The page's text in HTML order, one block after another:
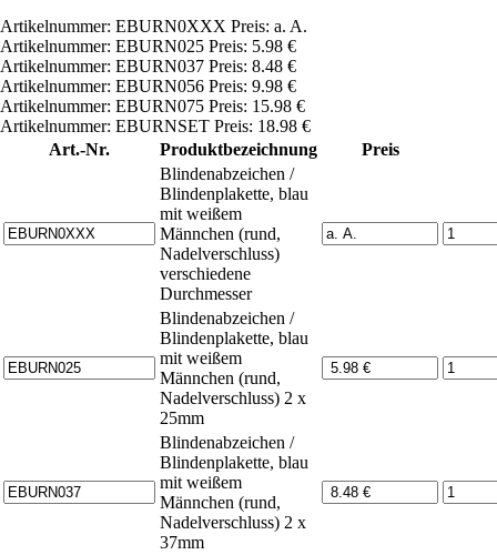
Artikelnummer: EBURN0XXX Preis: a. A.
Artikelnummer: EBURN025 Preis: 5.98 €
Artikelnummer: EBURN037 Preis: 8.48 €
Artikelnummer: EBURN056 Preis: 9.98 €
Artikelnummer: EBURN075 Preis: 15.98 €
Artikelnummer: EBURNSET Preis: 18.98 €
Art.-Nr.
Produktbezeichnung
Preis
Blindenabzeichen /
Blindenplakette, blau
mit weißem
Männchen (rund,
Nadelverschluss)
verschiedene
Durchmesser
Blindenabzeichen /
Blindenplakette, blau
mit weißem
Männchen (rund,
Nadelverschluss) 2 x
25mm
Blindenabzeichen /
Blindenplakette, blau
mit weißem
Männchen (rund,
Nadelverschluss) 2 x
37mm